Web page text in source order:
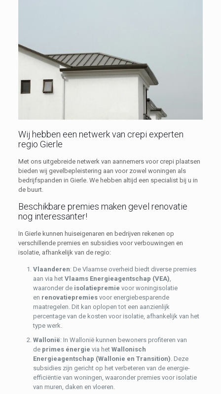
Wij hebben een netwerk van crepi experten
regio Gierle
Met ons uitgebreide netwerk van aannemers voor crepi plaatsen
bieden wij gevelbepleistering aan voor zowel woningen als
bedrijfspanden in Gierle. We hebben altijd een specialist bij u in
de buurt.
Beschikbare premies maken gevel renovatie
nog interessanter!
In Gierle kunnen huiseigenaren en bedrijven rekenen op
verschillende premies en subsidies voor verbouwingen en
isolatie, afhankelijk van de regio:
Vlaanderen: De Vlaamse overheid biedt diverse premies
aan via het Vlaams Energieagentschap (VEA),
waaronder de isolatiepremie voor woningisolatie
en renovatiepremiesvoor energiebesparende
maatregelen. Dit kan oplopen tot een aanzienlijk
percentage van de kosten voor isolatie, afhankelijk van het
type werk.
Wallonië: In Wallonië kunnen bewoners profiteren van
de primes énergie via het Wallonisch
Energieagentschap (Wallonie en Transition). Deze
subsidies zijn gericht op het verbeteren van de energie-
efficiëntie van woningen, waaronder premies voor isolatie
van muren, daken en vloeren.